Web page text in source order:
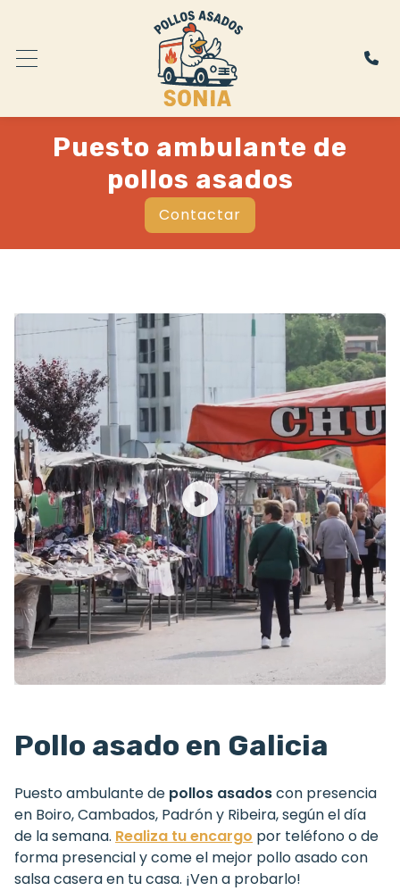
Puesto ambulante de
pollos asados
Contactar
Pollo asado en Galicia
Puesto ambulante de pollos asadoscon presencia
en Boiro, Cambados, Padrón y Ribeira, según el día
de la semana. Realiza tu encargo por teléfono o de
forma presencial y come el mejor pollo asado con
salsa casera en tu casa. ¡Ven a probarlo!